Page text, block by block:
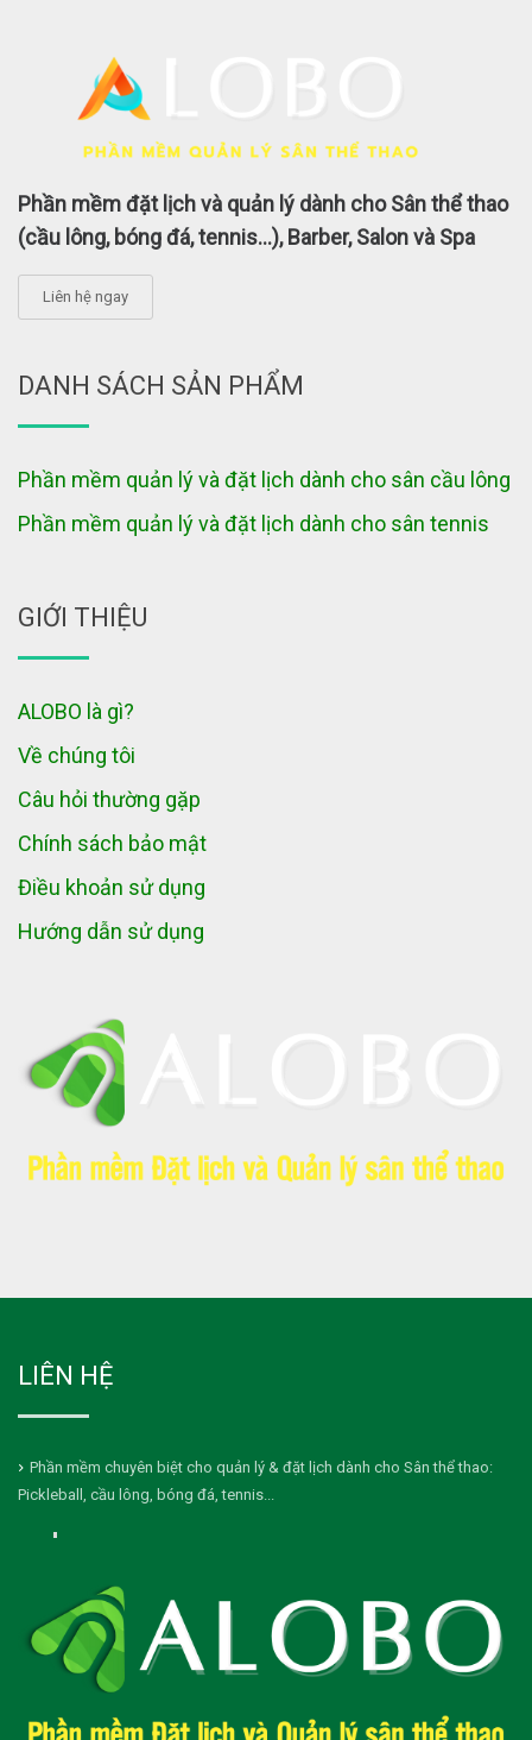
Phần mềm đặt lịch và quản lý dành cho Sân thể thao
(cầu lông, bóng đá, tennis...), Barber, Salon và Spa
Liên hệ ngay
DANH SÁCH SẢN PHẨM
Phần mềm quản lý và đặt lịch dành cho sân cầu lông
Phần mềm quản lý và đặt lịch dành cho sân tennis
GIỚI THIỆU
ALOBO là gì?
Về chúng tôi
Câu hỏi thường gặp
Chính sách bảo mật
Điều khoản sử dụng
Hướng dẫn sử dụng
LIÊN HỆ
Phần mềm chuyên biệt cho quản lý & đặt lịch dành cho Sân thể thao:
Pickleball, cầu lông, bóng đá, tennis...